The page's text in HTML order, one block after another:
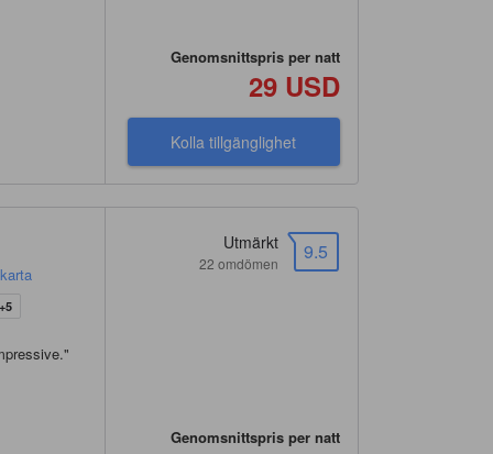
Genomsnittspris per natt
29 USD
Kolla tillgänglighet
+5
"
9.5
Utmärkt
22 omdömen
Genomsnittspris per natt